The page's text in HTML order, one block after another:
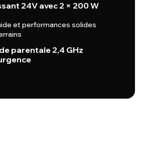
24V avec 2 × 200 W
et performances solides
parentale 2,4 GHz